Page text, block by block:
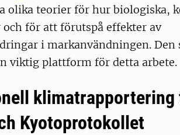
olika teorier för hur biologiska,
för att förutspå effekter av
i markanvändningen. Den
viktig plattform för detta arbete.
Kyotoprotokollet